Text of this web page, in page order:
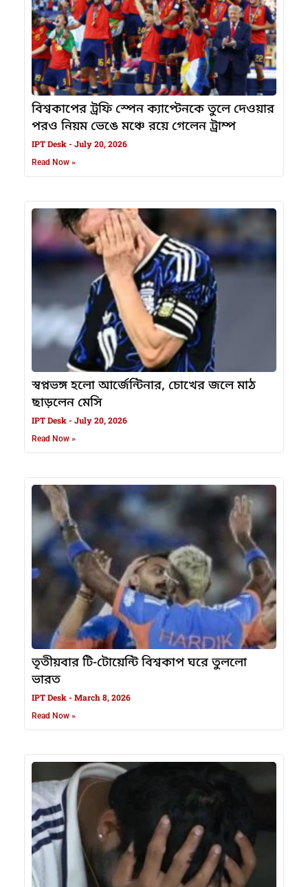
বিশ্বকাপের ট্রফি স্পেন ক্যাপ্টেনকে তুলে দেওয়ার
পরও নিয়ম ভেঙে মঞ্চে রয়ে গেলেন ট্রাম্প
IPT Desk July 20, 2026
Read Now »
স্বপ্নভঙ্গ হলো আর্জেন্টিনার, চোখের জলে মাঠ
ছাড়লেন মেসি
IPT Desk July 20, 2026
Read Now »
তৃতীয়বার টি-টোয়েন্টি বিশ্বকাপ ঘরে তুললো
ভারত
IPT Desk March 8, 2026
Read Now »